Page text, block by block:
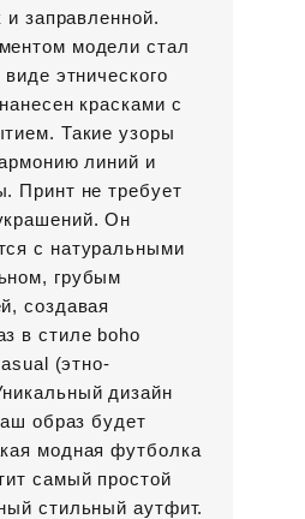
и заправленной.
модели стал
этнического
красками с
Такие узоры
линий и
Принт не требует
Он
с натуральными
грубым
создавая
в стиле boho
(этно-
дизайн
образ будет
модная футболка
самый простой
стильный аутфит.